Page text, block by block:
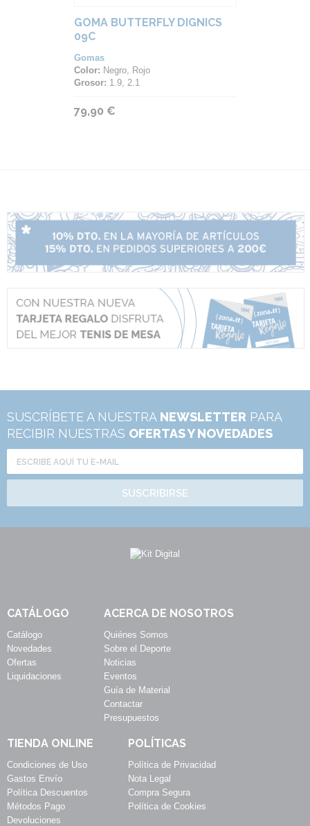
GOMA BUTTERFLY DIGNICS
09C
Gomas
Color: Negro, Rojo
Grosor: 1.9, 2.1
79,90 €
SUSCRÍBETE A NUESTRA NEWSLETTER PARA
RECIBIR NUESTRAS OFERTAS Y NOVEDADES
SUSCRIBIRSE
CATÁLOGO
Catálogo
Novedades
Ofertas
Liquidaciones
ACERCA DE NOSOTROS
Quiénes Somos
Sobre el Deporte
Noticias
Eventos
Guía de Material
Contactar
Presupuestos
TIENDA ONLINE
Condiciones de Uso
Gastos Envío
Política Descuentos
Métodos Pago
Devoluciones
POLÍTICAS
Política de Privacidad
Nota Legal
Compra Segura
Política de Cookies